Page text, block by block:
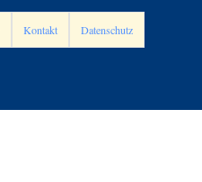
Kontakt Datenschutz